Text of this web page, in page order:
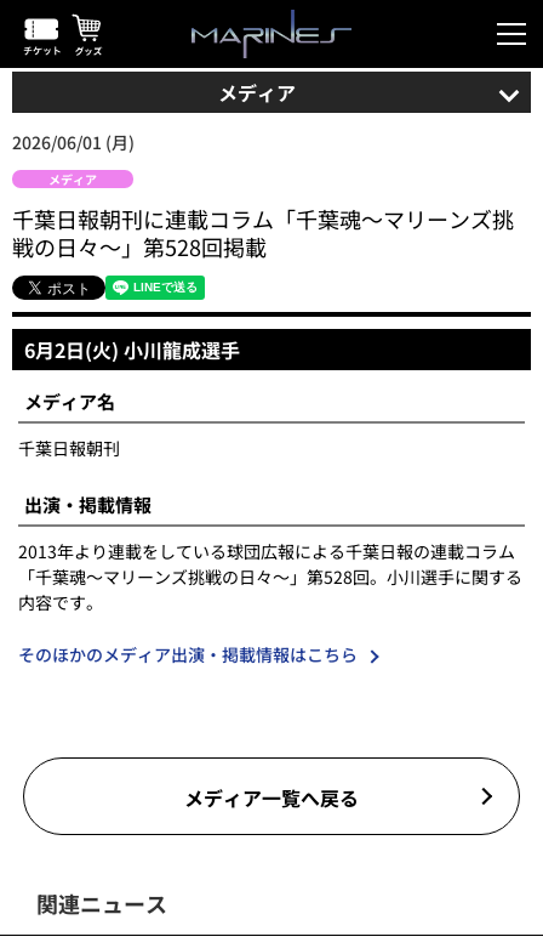
メディア
2026/06/01 (月)
メディア
千葉日報朝刊に連載コラム「千葉魂～マリーンズ挑
戦の日々～」第528回掲載
6月2日(火) 小川龍成選手
メディア名
千葉日報朝刊
出演・掲載情報
2013年より連載をしている球団広報による千葉日報の連載コラム
「千葉魂～マリーンズ挑戦の日々～」第528回。小川選手に関する
内容です。
そのほかのメディア出演・掲載情報はこちら
メディア一覧へ戻る
関連ニュース